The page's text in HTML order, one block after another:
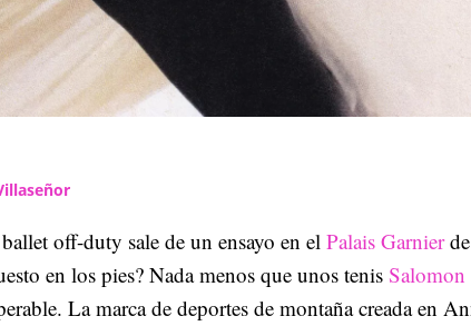
off-duty sale de un ensayo en el Palais Garnier
en los pies? Nada menos que unos tenisSalomon
La marca de deportes de montaña creada en